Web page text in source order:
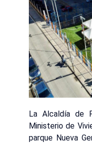
La Alcaldía de
Ministerio de
parque Nueva